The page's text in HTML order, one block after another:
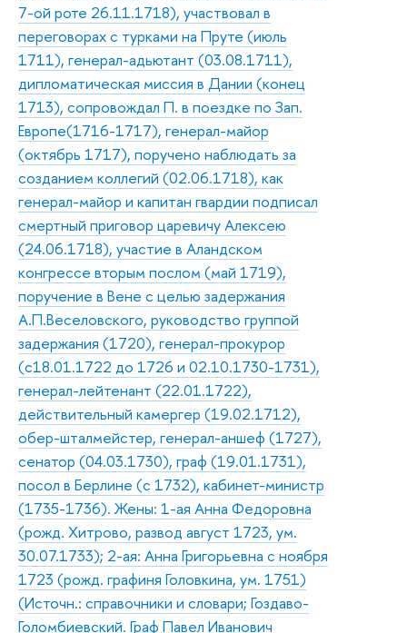
7-ой роте 26.11.1718), участвовал в
переговорах с турками на Пруте (июль
1711), генерал-адьютант (03.08.1711),
дипломатическая миссия в Дании (конец
1713), сопровождал П. в поездке по Зап.
Европе(1716-1717), генерал-майор
(октябрь 1717), поручено наблюдать за
созданием коллегий (02.06.1718), как
генерал-майор и капитан гвардии подписал
смертный приговор царевичу Алексею
(24.06.1718), участие в Аландском
конгрессе вторым послом (май 1719),
поручение в Вене с целью задержания
А.П.Веселовского, руководство группой
задержания (1720), генерал-прокурор
(с18.01.1722 до 1726 и 02.10.1730-1731),
генерал-лейтенант (22.01.1722),
действительный камергер (19.02.1712),
обер-шталмейстер, генерал-аншеф (1727),
сенатор (04.03.1730), граф (19.01.1731),
посол в Берлине (с 1732), кабинет-министр
(1735-1736). Жены: 1-ая Анна Федоровна
(рожд. Хитрово, развод август 1723, ум.
30.07.1733); 2-ая: Анна Григорьевна с ноября
1723 (рожд. графиня Головкина, ум. 1751)
(Источн.: справочники и словари; Гоздаво-
Голомбиевский. Граф Павел Иванович